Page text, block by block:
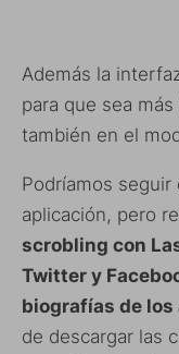
Además la
para que sea
también en el
Podríamos
aplicación, pero
scrobling con
Twitter y
biografías de
de descargar las